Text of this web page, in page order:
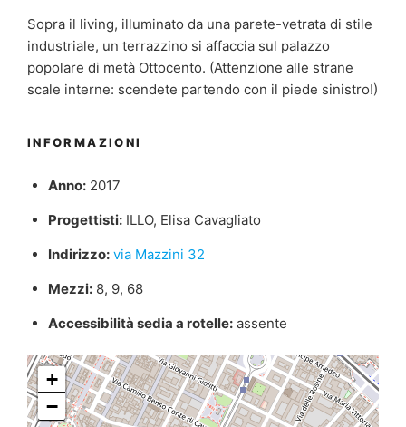
Sopra il living, illuminato da una parete-vetrata di stile
industriale, un terrazzino si affaccia sul palazzo
popolare di metà Ottocento. (Attenzione alle strane
scale interne: scendete partendo con il piede sinistro!)
INFORMAZIONI
Anno:2017
Progettisti:ILLO, Elisa Cavagliato
Indirizzo: via Mazzini 32
Mezzi:8, 9, 68
Accessibilità sedia a rotelle:assente
+
−